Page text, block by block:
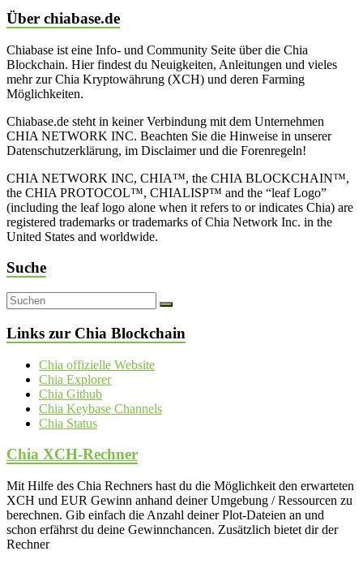
Über chiabase.de
Chiabase ist eine Info- und Community Seite über die Chia
Blockchain. Hier findest du Neuigkeiten, Anleitungen und vieles
mehr zur Chia Kryptowährung (XCH) und deren Farming
Möglichkeiten.
Chiabase.de steht in keiner Verbindung mit dem Unternehmen
CHIA NETWORK INC. Beachten Sie die Hinweise in unserer
Datenschutzerklärung, im Disclaimer und die Forenregeln!
CHIA NETWORK INC, CHIA™, the CHIA BLOCKCHAIN™,
the CHIA PROTOCOL™, CHIALISP™ and the “leaf Logo”
(including the leaf logo alone when it refers to or indicates Chia) are
registered trademarks or trademarks of Chia Network Inc. in the
United States and worldwide.
Suche
Links zur Chia Blockchain
Chia offizielle Website
Chia Explorer
Chia Github
Chia Keybase Channels
Chia Status
Chia XCH-Rechner
Mit Hilfe des Chia Rechners hast du die Möglichkeit den erwarteten
XCH und EUR Gewinn anhand deiner Umgebung / Ressourcen zu
berechnen. Gib einfach die Anzahl deiner Plot-Dateien an und
schon erfährst du deine Gewinnchancen. Zusätzlich bietet dir der
Rechner